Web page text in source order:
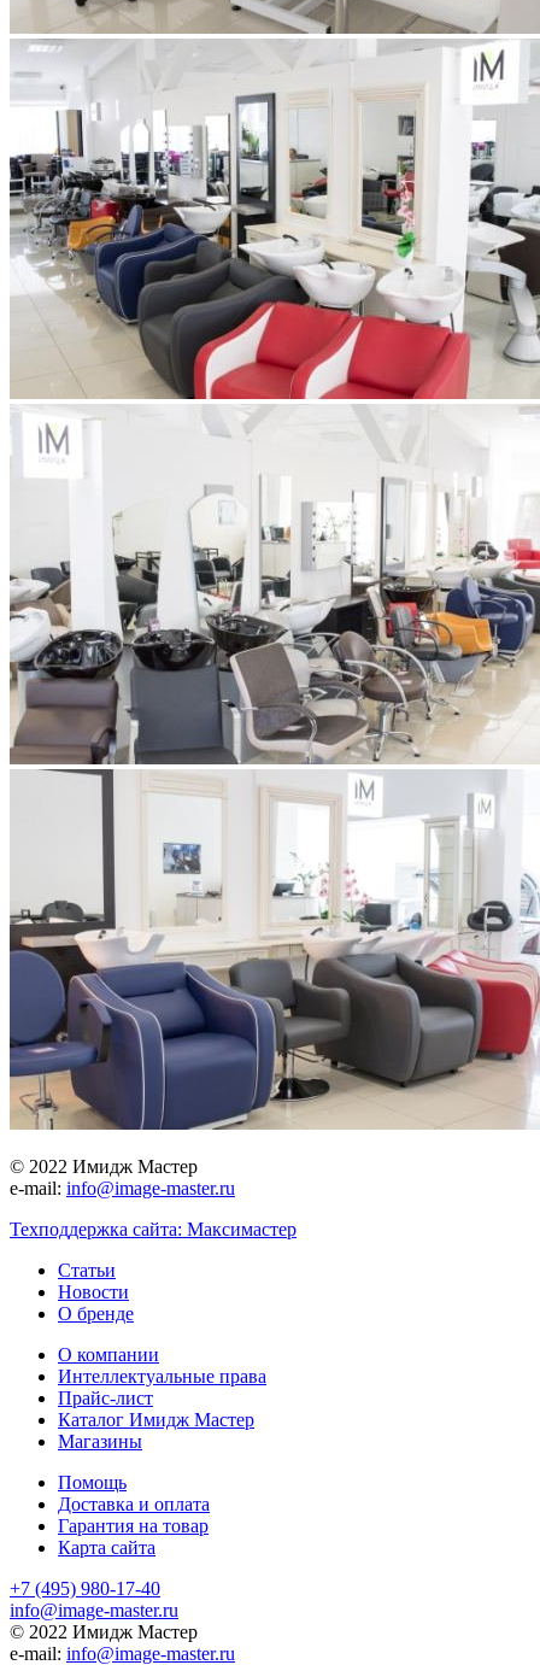
© 2022 Имидж Мастер
e-mail: info@image-master.ru
Техподдержка сайта: Максимастер
Статьи
Новости
О бренде
О компании
Интеллектуальные права
Прайс-лист
Каталог Имидж Мастер
Магазины
Помощь
Доставка и оплата
Гарантия на товар
Карта сайта
+7 (495) 980-17-40
info@image-master.ru
© 2022 Имидж Мастер
e-mail: info@image-master.ru